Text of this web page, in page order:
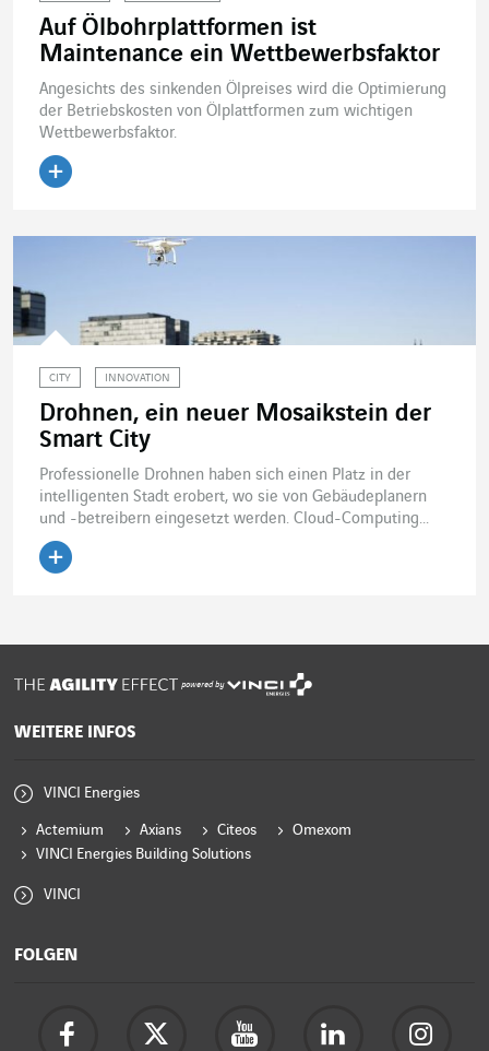
Auf Ölbohrplattformen ist
Maintenance ein Wettbewerbsfaktor
Angesichts des sinkenden Ölpreises wird die Optimierung
der Betriebskosten von Ölplattformen zum wichtigen
Wettbewerbsfaktor.
CITY INNOVATION
Drohnen, ein neuer Mosaikstein der
Smart City
Professionelle Drohnen haben sich einen Platz in der
intelligenten Stadt erobert, wo sie von Gebäudeplanern
und -betreibern eingesetzt werden. Cloud-Computing...
powered by
WEITERE INFOS
VINCI Energies
Actemium Axians Citeos
Omexom
VINCI Energies Building Solutions
VINCI
FOLGEN